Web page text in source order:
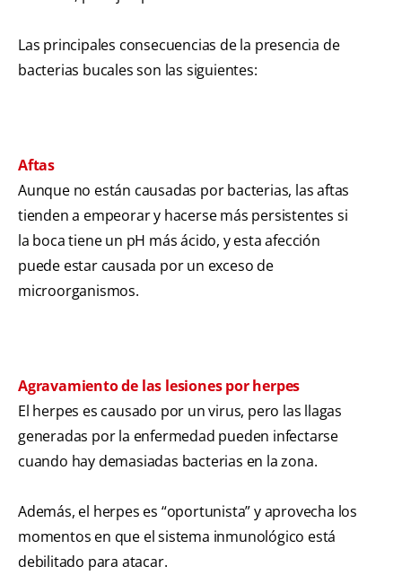
Las principales consecuencias de la presencia de
bacterias bucales son las siguientes:
Aftas
Aunque no están causadas por bacterias, las aftas
tienden a empeorar y hacerse más persistentes si
la boca tiene un pH más ácido, y esta afección
puede estar causada por un exceso de
microorganismos.
Agravamiento de las lesiones por herpes
El herpes es causado por un virus, pero las llagas
generadas por la enfermedad pueden infectarse
cuando hay demasiadas bacterias en la zona.
Además, el herpes es “oportunista” y aprovecha los
momentos en que el sistema inmunológico está
debilitado para atacar.